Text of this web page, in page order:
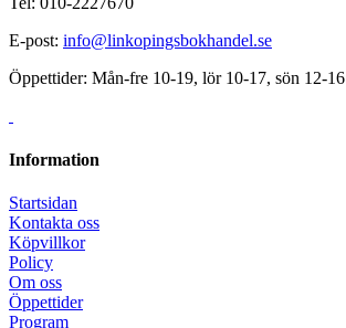
E-post: info@linkopingsbokhandel.se
Öppettider: Mån-fre 10-19, lör 10-17, sön 12-16
Information
Startsidan
Kontakta oss
Köpvillkor
Policy
Om oss
Öppettider
Program